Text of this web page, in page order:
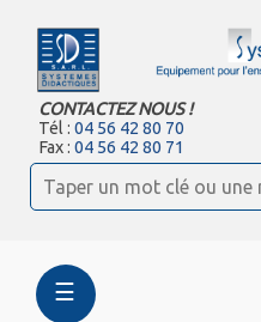
CONTACTEZ NOUS !
Tél :04 56 42 80 70
Fax :04 56 42 80 71
☰